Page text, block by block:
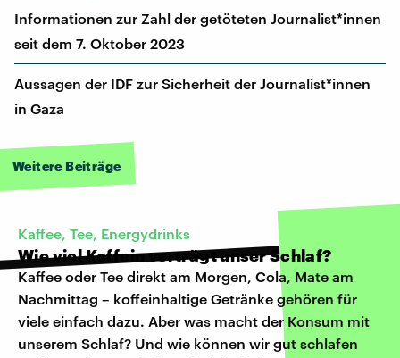
Informationen zur Zahl der getöteten Journalist*innen
seit dem 7. Oktober 2023
Aussagen der IDF zur Sicherheit der Journalist*innen
in Gaza
Weitere Beiträge
Kaffee, Tee, Energydrinks
Wie viel Koffein verträgt unser Schlaf?
Kaffee oder Tee direkt am Morgen, Cola, Mate am
Nachmittag – koffeinhaltige Getränke gehören für
viele einfach dazu. Aber was macht der Konsum mit
unserem Schlaf? Und wie können wir gut schlafen